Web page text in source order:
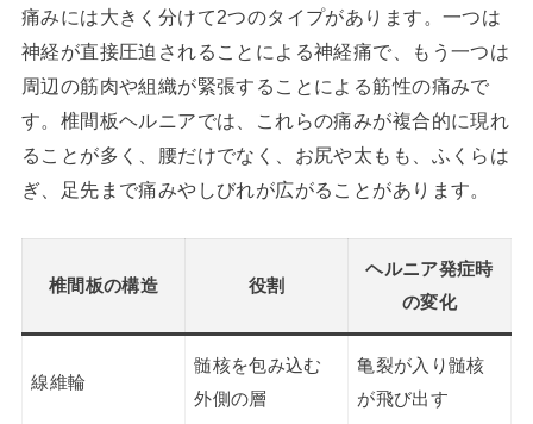
痛みには大きく分けて2つのタイプがあります。一つは
神経が直接圧迫されることによる神経痛で、もう一つは
周辺の筋肉や組織が緊張することによる筋性の痛みで
す。椎間板ヘルニアでは、これらの痛みが複合的に現れ
ることが多く、腰だけでなく、お尻や太もも、ふくらは
ぎ、足先まで痛みやしびれが広がることがあります。
椎間板の構造 役割
ヘルニア発症時
の変化
線維輪
髄核を包み込む
外側の層
亀裂が入り髄核
が飛び出す